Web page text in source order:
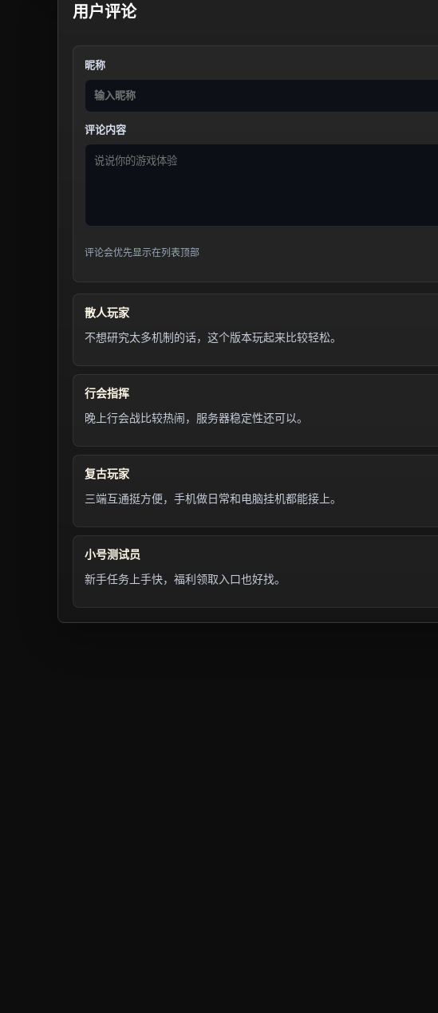
用户评论
昵称
评论内容
评论会优先显示在列表顶部
散人玩家
不想研究太多机制的话，这个版本玩起来比较轻松。
行会指挥
晚上行会战比较热闹，服务器稳定性还可以。
复古玩家
三端互通挺方便，手机做日常和电脑挂机都能接上。
小号测试员
新手任务上手快，福利领取入口也好找。